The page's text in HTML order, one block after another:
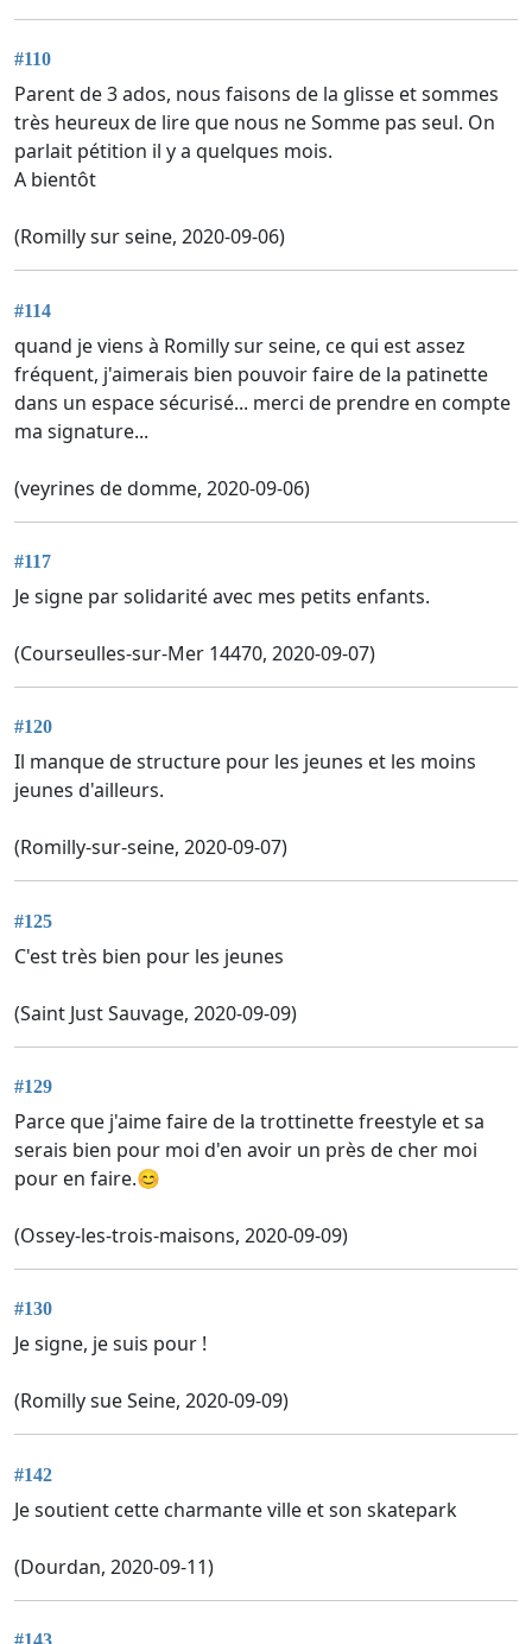
#110
Parent de 3 ados, nous faisons de la glisse et sommes
très heureux de lire que nous ne Somme pas seul. On
parlait pétition il y a quelques mois.
A bientôt
(Romilly sur seine, 2020-09-06)
#114
quand je viens à Romilly sur seine, ce qui est assez
fréquent, j'aimerais bien pouvoir faire de la patinette
dans un espace sécurisé... merci de prendre en compte
ma signature...
(veyrines de domme, 2020-09-06)
#117
Je signe par solidarité avec mes petits enfants.
(Courseulles-sur-Mer 14470, 2020-09-07)
#120
Il manque de structure pour les jeunes et les moins
jeunes d'ailleurs.
(Romilly-sur-seine, 2020-09-07)
#125
C'est très bien pour les jeunes
(Saint Just Sauvage, 2020-09-09)
#129
Parce que j'aime faire de la trottinette freestyle et sa
serais bien pour moi d'en avoir un près de cher moi
pour en faire.😊
(Ossey-les-trois-maisons, 2020-09-09)
#130
Je signe, je suis pour !
(Romilly sue Seine, 2020-09-09)
#142
Je soutient cette charmante ville et son skatepark
(Dourdan, 2020-09-11)
#143